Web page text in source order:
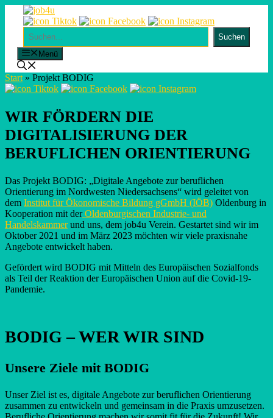
contentSuchen
Suchen
Menü
Start » Projekt BODIG
WIR FÖRDERN DIE
DIGITALISIERUNG DER
BERUFLICHEN ORIENTIERUNG
Das Projekt BODIG: „Digitale Angebote zur beruflichen
Orientierung im Nordwesten Niedersachsens“ wird geleitet von
dem Institut für Ökonomische Bildung gGmbH (IÖB) Oldenburg in
Kooperation mit derOldenburgischen Industrie- und
Handelskammerund uns, dem job4u Verein. Gestartet sind wir im
Oktober 2021 und im März 2023 möchten wir viele praxisnahe
Angebote entwickelt haben.
Gefördert wird BODIG mit Mitteln des Europäischen Sozialfonds
als Teil der Reaktion der Europäischen Union auf die Covid-19-
Pandemie.
BODIG – WER WIR SIND
Unsere Ziele mit BODIG
Unser Ziel ist es, digitale Angebote zur beruflichen Orientierung
zusammen zu entwickeln und gemeinsam in die Praxis umzusetzen.